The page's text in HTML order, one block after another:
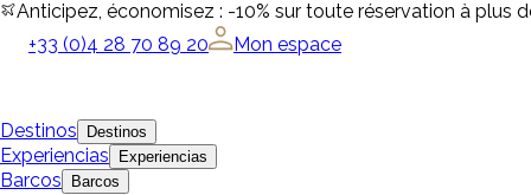
Anticipez, économisez : -10% sur toute réservation à plus
+33 (0)4 28 70 89 20
Mon espace
Destinos Destinos
Experiencias Experiencias
Barcos Barcos